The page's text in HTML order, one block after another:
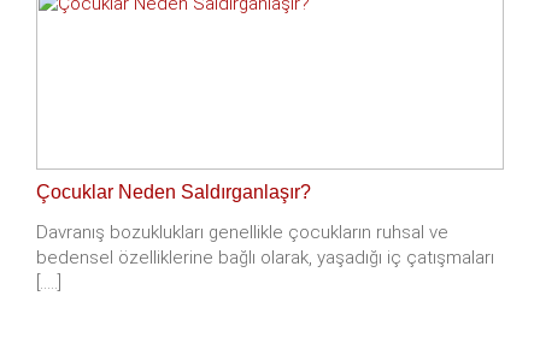
Çocuklar Neden Saldırganlaşır?
Davranış bozuklukları genellikle çocukların ruhsal ve
bedensel özelliklerine bağlı olarak, yaşadığı iç çatışmaları
[.....]